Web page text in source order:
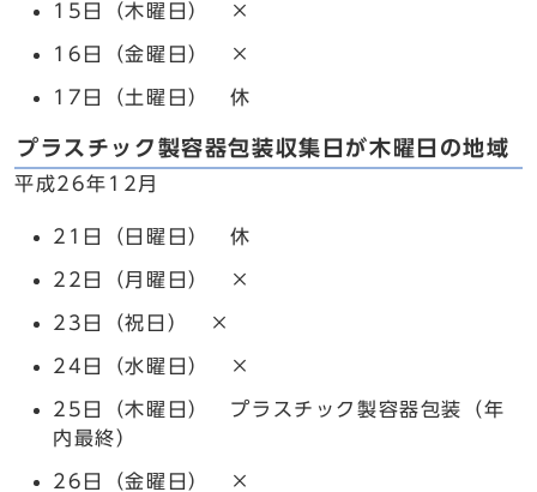
15日（木曜日） ×
16日（金曜日） ×
17日（土曜日） 休
プラスチック製容器包装収集日が木曜日の地域
平成26年12月
21日（日曜日） 休
22日（月曜日） ×
23日（祝日） ×
24日（水曜日） ×
25日（木曜日） プラスチック製容器包装（年
内最終）
26日（金曜日） ×